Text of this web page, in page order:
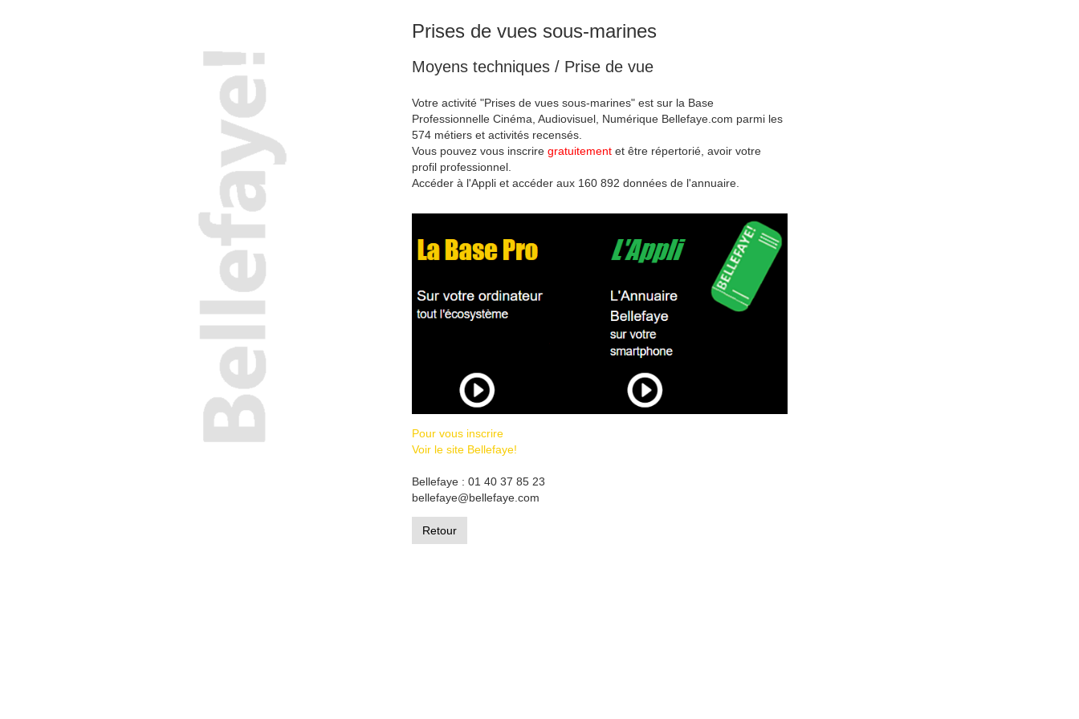
Prises de vues sous-marines
Moyens techniques / Prise de vue
Votre activité "Prises de vues sous-marines" est sur la Base
Professionnelle Cinéma, Audiovisuel, Numérique Bellefaye.com parmi les
574 métiers et activités recensés.
Vous pouvez vous inscrire gratuitementet être répertorié, avoir votre
profil professionnel.
Accéder à l'Appli et accéder aux 160 892 données de l'annuaire.
Pour vous inscrire
Voir le site Bellefaye!
Bellefaye : 01 40 37 85 23
bellefaye@bellefaye.com
Retour